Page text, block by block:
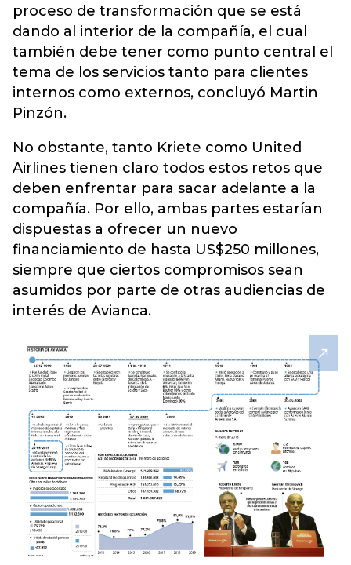
proceso de transformación que se está
dando al interior de la compañía, el cual
también debe tener como punto central el
tema de los servicios tanto para clientes
internos como externos, concluyó Martin
Pinzón.
No obstante, tanto Kriete como United
Airlines tienen claro todos estos retos que
deben enfrentar para sacar adelante a la
compañía. Por ello, ambas partes estarían
dispuestas a ofrecer un nuevo
financiamiento de hasta US$250 millones,
siempre que ciertos compromisos sean
asumidos por parte de otras audiencias de
interés de Avianca.